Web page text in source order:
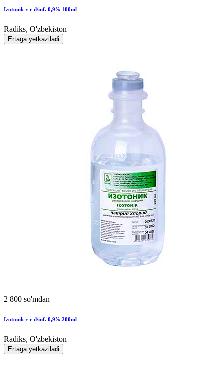
Izotonik r-r d/inf. 0,9% 100ml
Radiks, O'zbekiston
Ertaga yetkaziladi
2 800 so'mdan
Izotonik r-r d/inf. 0,9% 200ml
Radiks, O'zbekiston
Ertaga yetkaziladi